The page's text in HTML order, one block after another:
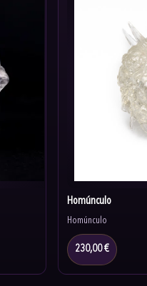
Homúnculo
Homúnculo
230,00 €